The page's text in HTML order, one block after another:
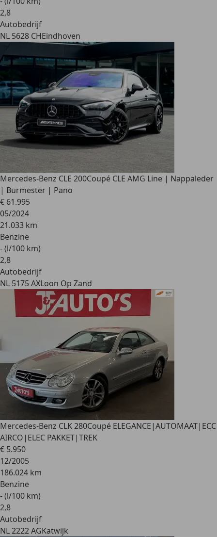
2,8
Autobedrijf
NL 5628 CHEindhoven
Mercedes-Benz CLE 200Coupé CLE AMG Line | Nappaleder
| Burmester | Pano
€ 61.995
05/2024
21.033 km
Benzine
- (l/100 km)
2,8
Autobedrijf
NL 5175 AXLoon Op Zand
Mercedes-Benz CLK 280Coupé ELEGANCE|AUTOMAAT|ECC
AIRCO|ELEC PAKKET|TREK
€ 5.950
12/2005
186.024 km
Benzine
- (l/100 km)
2,8
Autobedrijf
NL 2222 AGKatwijk